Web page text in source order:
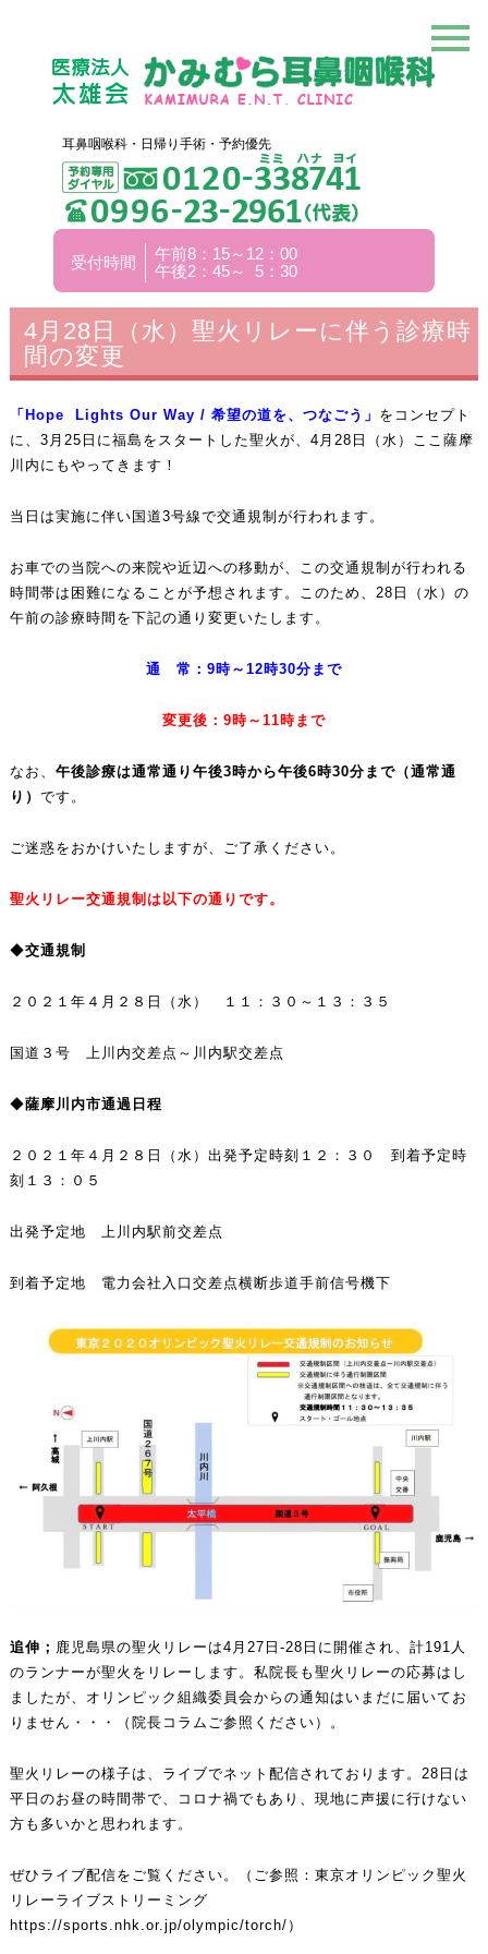
耳鼻咽喉科・日帰り手術・予約優先
受付時間
午前8：15～12：00
午後2：45～ 5：30
4月28日（水）聖火リレーに伴う診療時
間の変更
「Hope Lights Our Way / 希望の道を、つなごう」 をコンセプト
に、3月25日に福島をスタートした聖火が、4月28日（水）ここ薩摩
川内にもやってきます！
当日は実施に伴い国道3号線で交通規制が行われます。
お車での当院への来院や近辺への移動が、この交通規制が行われる
時間帯は困難になることが予想されます。このため、28日（水）の
午前の診療時間を下記の通り変更いたします。
通 常：9時～12時30分まで
変更後：9時～11時まで
なお、 午後診療は通常通り午後3時から午後6時30分まで（通常通
り） です。
ご迷惑をおかけいたしますが、ご了承ください。
聖火リレー交通規制は以下の通りです。
◆交通規制
２０２１年４月２８日（水） １１：３０～１３：３５
国道３号 上川内交差点～川内駅交差点
◆薩摩川内市通過日程
２０２１年４月２８日（水）出発予定時刻１２：３０ 到着予定時
刻１３：０５
出発予定地 上川内駅前交差点
到着予定地 電力会社入口交差点横断歩道手前信号機下
追伸； 鹿児島県の聖火リレーは4月27日-28日に開催され、計191人
のランナーが聖火をリレーします。私院長も聖火リレーの応募はし
ましたが、オリンピック組織委員会からの通知はいまだに届いてお
りません・・・（院長コラムご参照ください）。
聖火リレーの様子は、ライブでネット配信されております。28日は
平日のお昼の時間帯で、コロナ禍でもあり、現地に声援に行けない
方も多いかと思われます。
ぜひライブ配信をご覧ください。（ご参照：東京オリンピック聖火
リレーライブストリーミング
https://sports.nhk.or.jp/olympic/torch/ ）